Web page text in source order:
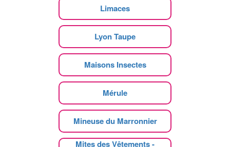
Limaces
Lyon Taupe
Maisons Insectes
Mérule
Mineuse du Marronnier
Mites des Vêtements -